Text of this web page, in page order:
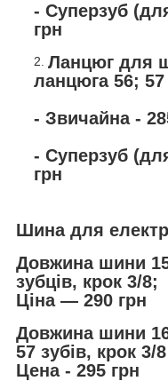
- Суперзуб
грн
Ланцюг для
ланцюга 56; 57
- Звичайна -
- Суперзуб
грн
Шина для
Довжина шини
зубців, крок 3/8;
Ціна — 290 грн
Довжина шини
57 зубів, крок 3/8
Цена - 295 грн